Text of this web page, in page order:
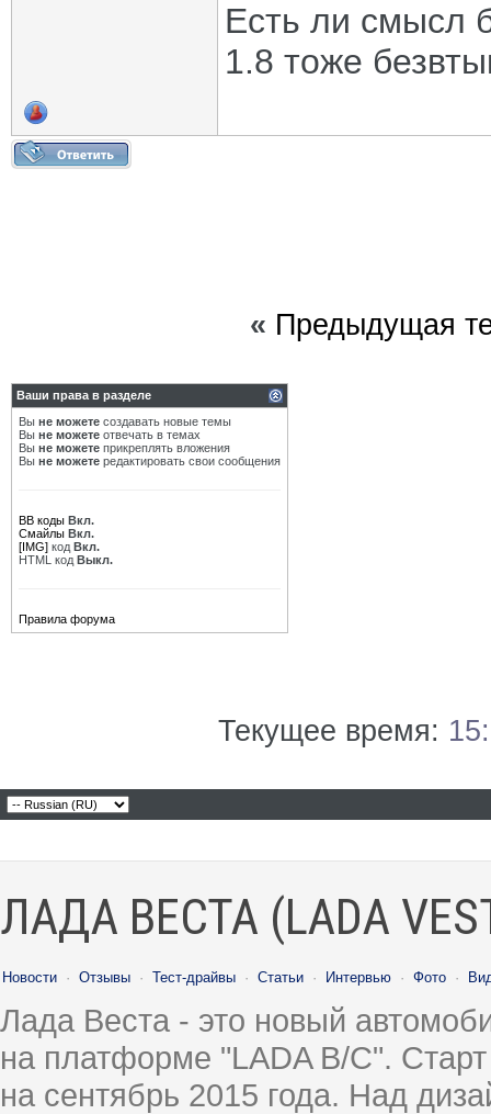
Есть ли смысл
1.8 тоже
« Предыдущая
Ваши права в разделе
Вы не можете создавать новые темы
Вы не можете отвечать в темах
Вы не можете прикреплять вложения
Вы не можете редактировать свои сообщения
BB коды Вкл.
Смайлы Вкл.
[IMG] код Вкл.
HTML код Выкл.
Правила форума
Текущее время:
ЛАДА ВЕСТА (LADA
Новости · Отзывы · Тест-драйвы · Статьи · Интервью · Фото ·
Лада Веста - это новый
на платформе "LADA B/C".
на сентябрь 2015 года. Над